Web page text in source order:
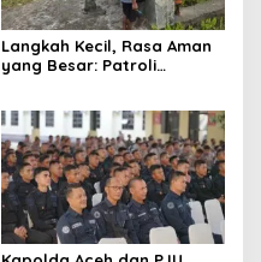
Langkah Kecil, Rasa Aman
yang Besar: Patroli
Kenyam